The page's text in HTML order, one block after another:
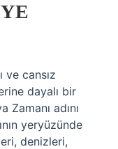
ve cansız
dayalı bir
adını
yeryüzünde
denizleri,